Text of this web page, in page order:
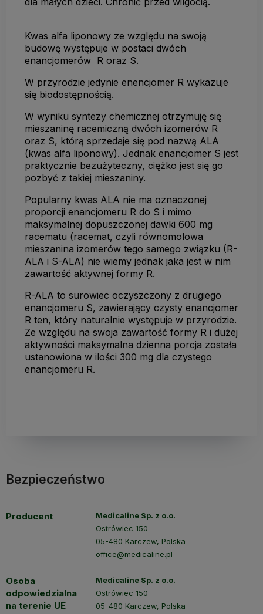
Kwas alfa liponowy ze względu na swoją
budowę występuje w postaci dwóch
enancjomerów R oraz S.
W przyrodzie jedynie enencjomer R wykazuje
się biodostępnością.
W wyniku syntezy chemicznej otrzymuję się
mieszaninę racemiczną dwóch izomerów R
oraz S, którą sprzedaje się pod nazwą ALA
(kwas alfa liponowy). Jednak enancjomer S jest
praktycznie bezużyteczny, ciężko jest się go
pozbyć z takiej mieszaniny.
Popularny kwas ALA nie ma oznaczonej
proporcji enancjomeru R do S i mimo
maksymalnej dopuszczonej dawki 600 mg
racematu (racemat, czyli równomolowa
mieszanina izomerów tego samego związku (R-
ALA i S-ALA) nie wiemy jednak jaka jest w nim
zawartość aktywnej formy R.
R-ALA to surowiec oczyszczony z drugiego
enancjomeru S, zawierający czysty enancjomer
R ten, który naturalnie występuje w przyrodzie.
Ze względu na swoja zawartość formy R i dużej
aktywności maksymalna dzienna porcja została
ustanowiona w ilości 300 mg dla czystego
enancjomeru R.
Bezpieczeństwo
Producent
Medicaline Sp. z o.o.
Ostrówiec 150
05-480 Karczew, Polska
office@medicaline.pl
Osoba
odpowiedzialna
na terenie UE
Medicaline Sp. z o.o.
Ostrówiec 150
05-480 Karczew, Polska